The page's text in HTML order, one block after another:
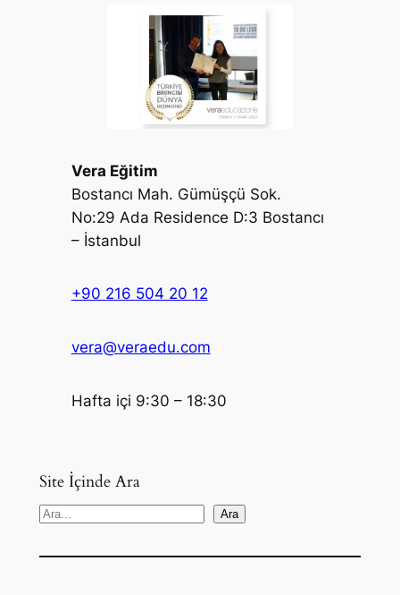
Vera Eğitim
Bostancı Mah. Gümüşçü Sok.
No:29 Ada Residence D:3 Bostancı
– İstanbul
+90 216 504 20 12
vera@veraedu.com
Hafta içi 9:30 – 18:30
Site İçinde Ara
S
a
Ara